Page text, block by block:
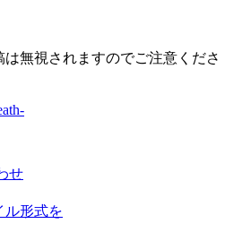
無視されますのでご注意くださ
せ
ル形式を